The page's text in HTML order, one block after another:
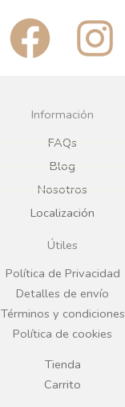
F
a
c
e
b
o
o
k
I
n
g
r
a
Información
FAQs
Blog
Nosotros
Localización
Útiles
Política de Privacidad
Detalles de envío
Términos y condiciones
Política de cookies
Tienda
Carrito